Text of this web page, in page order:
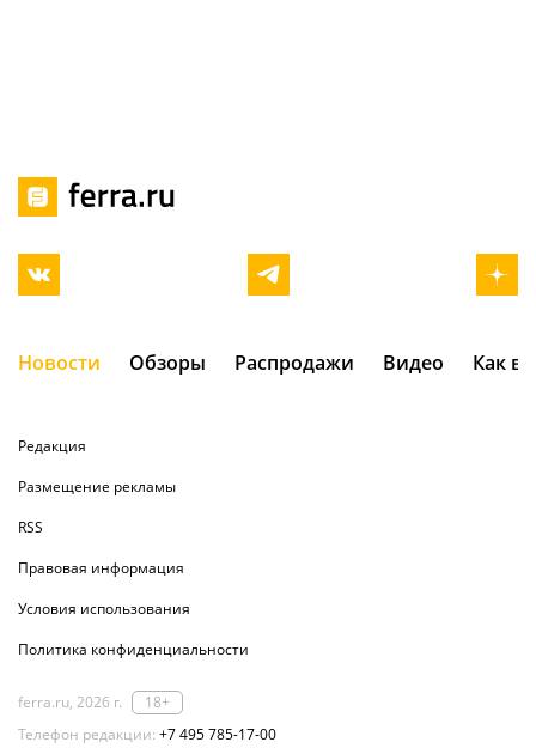
Новости Обзоры Распродажи Видео Как
Редакция
Размещение рекламы
RSS
Правовая информация
Условия использования
Политика конфиденциальности
ferra.ru, 2026 г.
18+
Телефон редакции: +7 495 785-17-00